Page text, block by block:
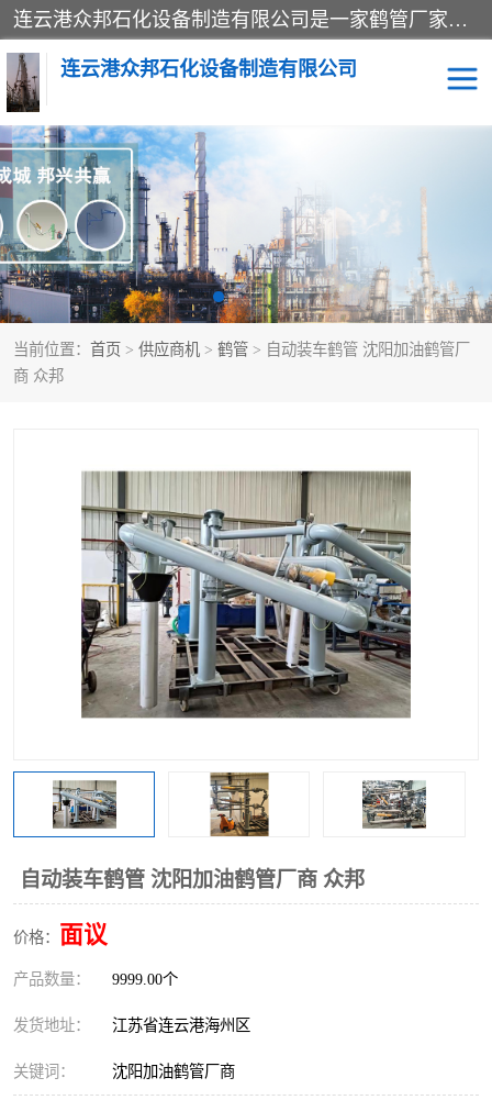
连云港众邦石化设备制造有限公司是一家鹤管厂家主营：鹤管、装车鹤管等，是致力于石油、石化等流体装卸设备(主要产品如鹤管、输油臂、脱缆钩等)的咨询、设计、制造、检测、安装指导、系统调试、维修维护等业务的公司。
连云港众邦石化设备制造有限公司
当前位置： 首页 > 供应商机 > 鹤管 > 自动装车鹤管 沈阳加油鹤管厂
商 众邦
自动装车鹤管 沈阳加油鹤管厂商 众邦
价格： 面议
产品数量： 9999.00个
发货地址： 江苏省连云港海州区
关键词： 沈阳加油鹤管厂商
鹤管 顶部装卸鹤管
底部装卸鹤管 LNG低温鹤管
液氨鹤管 液化气鹤管
鹤管配件 活动梯栈台